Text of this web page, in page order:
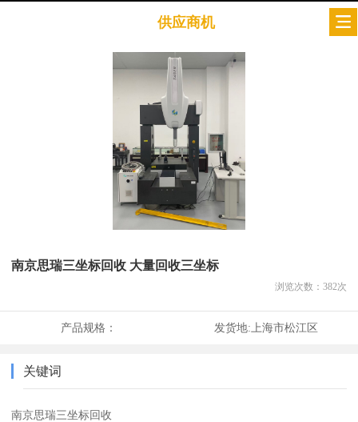
供应商机
南京思瑞三坐标回收 大量回收三坐标
浏览次数： 382次
产品规格： 发货地:上海市松江区
关键词
南京思瑞三坐标回收